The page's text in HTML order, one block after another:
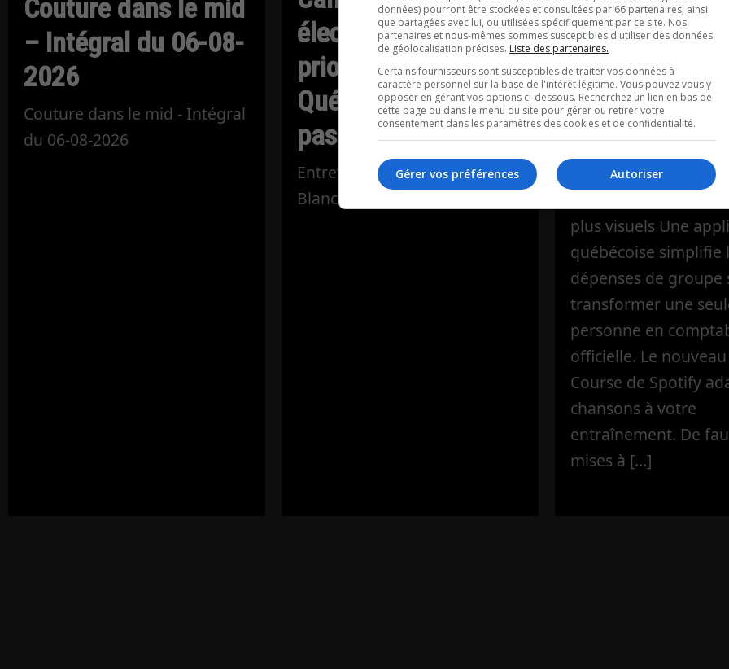
Couture dans le mid
– Intégral du 06-08-
2026
Couture dans le mid - Intégral
du 06-08-2026
électorale : la
priorité des
Québécois, ce n’est
pas la souveraineté.
Entrevue avec Jérôme
Blanchet-Gravel
L’intelligence
change maintenant
façon de faire des
sur Google Grâce à
nos Google Docs
maintenant devenir
plus visuels Une
québécoise simplifie
dépenses de groupe
transformer une
personne en
officielle. Le
Course de Spotify
chansons à votre
entraînement. De
mises à […]
données) pourront être stockées et consultées par 66 partenaires, ainsi
que partagées avec lui, ou utilisées spécifiquement par ce site. Nos
partenaires et nous-mêmes sommes susceptibles d'utiliser des données
de géolocalisation précises. Liste des partenaires.
Certains fournisseurs sont susceptibles de traiter vos données à
caractère personnel sur la base de l'intérêt légitime. Vous pouvez vous y
opposer en gérant vos options ci-dessous. Recherchez un lien en bas de
cette page ou dans le menu du site pour gérer ou retirer votre
consentement dans les paramètres des cookies et de confidentialité.
Autoriser
Gérer vos préférences